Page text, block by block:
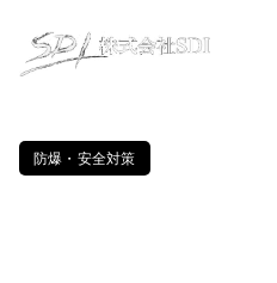
防爆・安全対策